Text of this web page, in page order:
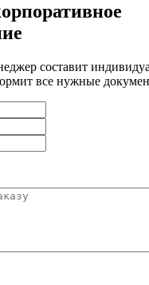
составит
все нужные